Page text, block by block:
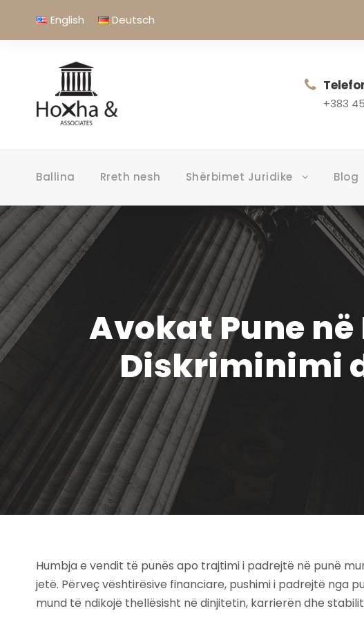
English Deutsch
+383
Ballina Rreth nesh Shërbimet Juridike Blog
Avokat Pune
Diskriminimi
Humbja e vendit të punës apo trajtimi i padrejtë në punë
jetë. Përveç vështirësive financiare, pushimi i padrejtë nga
mund të ndikojë thellësisht në dinjitetin, karrierën dhe